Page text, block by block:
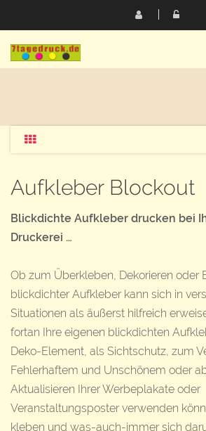
Aufkleber Blockout
Blickdichte Aufkleber drucken bei
Druckerei …
Ob zum Überkleben, Dekorieren oder
blickdichter Aufkleber kann sich in
Situationen als äußerst hilfreich
fortan Ihre eigenen blickdichten
Deko-Element, als Sichtschutz, zum
Fehlerhaftem und Unschönem oder
Aktualisieren Ihrer Werbeplakate oder
Veranstaltungsposter verwenden
kleben und was-auch-immer sich